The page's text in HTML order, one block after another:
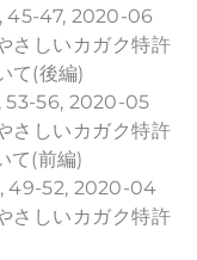
45-47, 2020-06
さしいカガク特許
て(後編)
53-56, 2020-05
さしいカガク特許
て(前編)
49-52, 2020-04
さしいカガク特許